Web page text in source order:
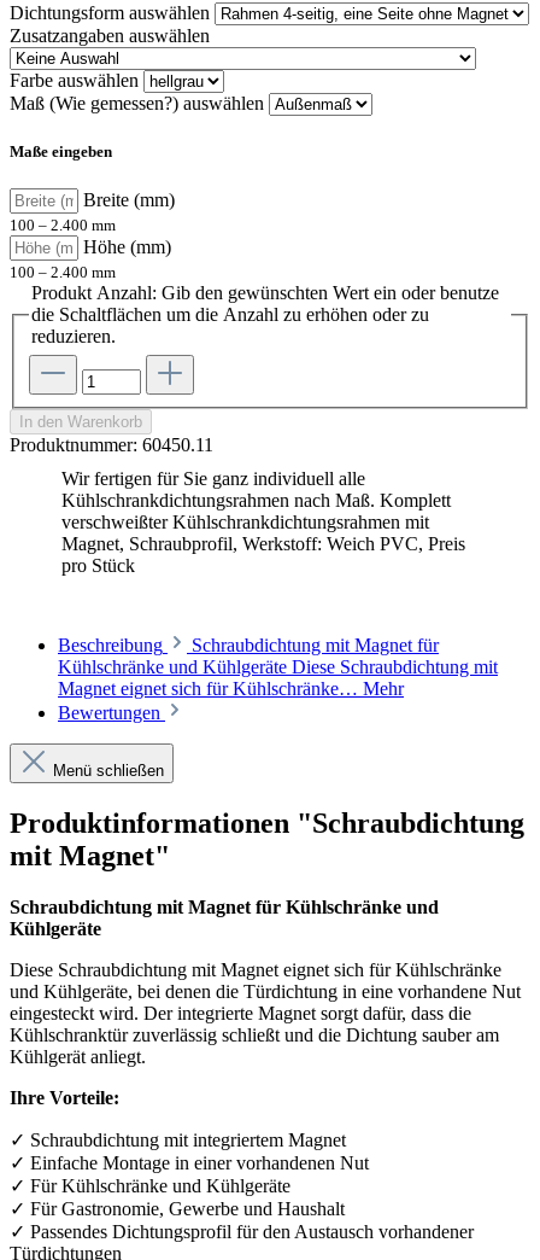
Dichtungsform auswählen
Zusatzangaben auswählen
Farbe auswählen
Maß (Wie gemessen?) auswählen
Maße eingeben
Breite (mm)
100 – 2.400 mm
Höhe (mm)
100 – 2.400 mm
Produkt Anzahl: Gib den gewünschten Wert ein oder benutze
die Schaltflächen um die Anzahl zu erhöhen oder zu
reduzieren.
In den Warenkorb
Produktnummer: 60450.11
Wir fertigen für Sie ganz individuell alle
Kühlschrankdichtungsrahmen nach Maß. Komplett
verschweißter Kühlschrankdichtungsrahmen mit
Magnet, Schraubprofil, Werkstoff: Weich PVC, Preis
pro Stück
Beschreibung
Schraubdichtung mit Magnet für
Kühlschränke und Kühlgeräte Diese Schraubdichtung mit
Magnet eignet sich für Kühlschränke… Mehr
Bewertungen
Menü schließen
Produktinformationen "Schraubdichtung
mit Magnet"
Schraubdichtung mit Magnet für Kühlschränke und
Kühlgeräte
Diese Schraubdichtung mit Magnet eignet sich für Kühlschränke
und Kühlgeräte, bei denen die Türdichtung in eine vorhandene Nut
eingesteckt wird. Der integrierte Magnet sorgt dafür, dass die
Kühlschranktür zuverlässig schließt und die Dichtung sauber am
Kühlgerät anliegt.
Ihre Vorteile:
✓ Schraubdichtung mit integriertem Magnet
✓ Einfache Montage in einer vorhandenen Nut
✓ Für Kühlschränke und Kühlgeräte
✓ Für Gastronomie, Gewerbe und Haushalt
✓ Passendes Dichtungsprofil für den Austausch vorhandener
Türdichtungen